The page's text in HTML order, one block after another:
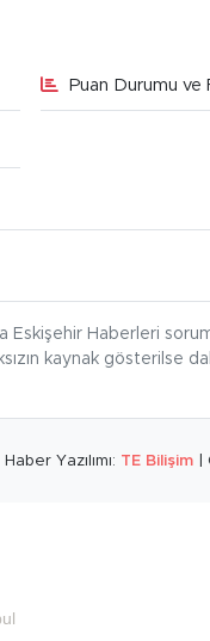
Puan Durumu ve
Eskişehir Haberleri
kaynak gösterilse
Haber Yazılımı: TE Bilişim |